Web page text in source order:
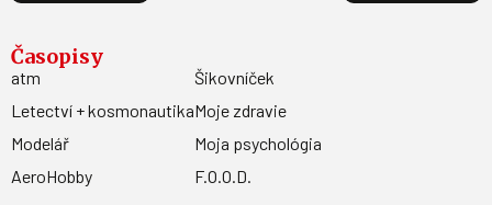
Časopisy
atm
Letectví + kosmonautika
Modelář
AeroHobby
Šikovníček
Moje zdravie
Moja psychológia
F.O.O.D.